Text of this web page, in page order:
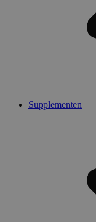
Supplementen